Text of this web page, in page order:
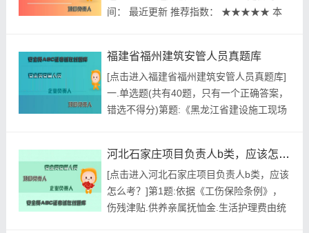
间： 最近更新 推荐指数： ★★★★★ 本
究中心 进入一建安管人员B证模拟...
福建省福州建筑安管人员真题库
[点击进入福建省福州建筑安管人员真题库]
一.单选题(共有40题，只有一个正确答案，
错选不得分)第题:《黑龙江省建设施工现场
于()m；排油烟机及换气扇应每月清洗一次
(必会题)A.1B.1.5C.2D.2.5正确答案:查看最
佳答案更多最新建筑行业考...
河北石家庄项目负责人b类，应该怎么考？
[点击进入河北石家庄项目负责人b类，应该
怎么考？]第1题:依据《工伤保险条例》，
伤残津贴.供养亲属抚恤金.生活护理费由统